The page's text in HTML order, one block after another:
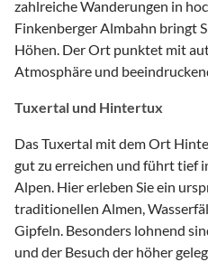
zahlreiche Wanderungen in
Finkenberger Almbahn bringt
Höhen. Der Ort punktet mit
Atmosphäre und
Tuxertal und Hintertux
Das Tuxertal mit dem Ort
gut zu erreichen und führt tief
Alpen. Hier erleben Sie ein
traditionellen Almen,
Gipfeln. Besonders lohnend
und der Besuch der höher